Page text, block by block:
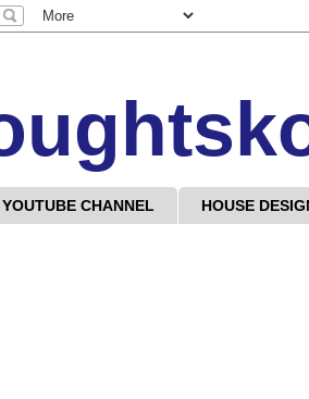
YOUTUBE CHANNEL HOUSE